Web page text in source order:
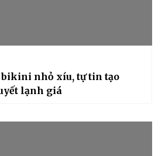
bikini nhỏ xíu, tự tin tạo
lạnh giá